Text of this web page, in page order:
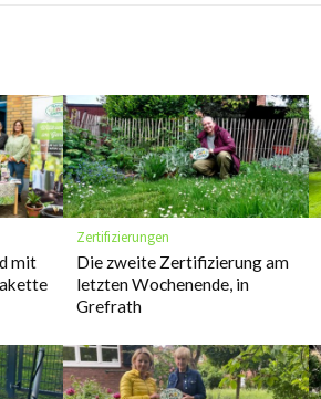
mit
Zertifizierungen
Die zweite Zertifizierung am
letzten Wochenende, in
Grefrath